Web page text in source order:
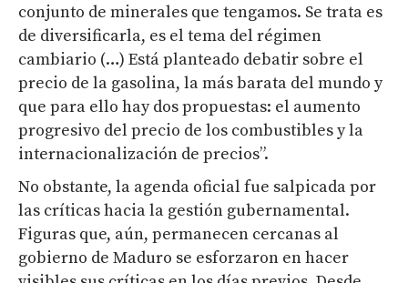
conjunto de minerales que tengamos. Se trata es
de diversificarla, es el tema del régimen
cambiario (…) Está planteado debatir sobre el
precio de la gasolina, la más barata del mundo y
que para ello hay dos propuestas: el aumento
progresivo del precio de los combustibles y la
internacionalización de precios”.
No obstante, la agenda oficial fue salpicada por
las críticas hacia la gestión gubernamental.
Figuras que, aún, permanecen cercanas al
gobierno de Maduro se esforzaron en hacer